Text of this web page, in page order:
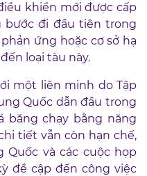
khiển mới được cấp
bước đi đầu tiên trong
ứng hoặc cơ sở hạ
loại tàu này.
một liên minh do Tập
Quốc dẫn đầu trong
băng chạy bằng năng
tiết vẫn còn hạn chế,
và các cuộc họp
đề cập đến công việc